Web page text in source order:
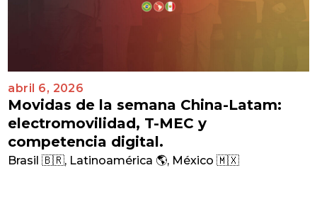
abril 6, 2026
Movidas de la semana China-Latam:
electromovilidad, T-MEC y
competencia digital.
Brasil 🇧🇷, Latinoamérica 🌎, México 🇲🇽